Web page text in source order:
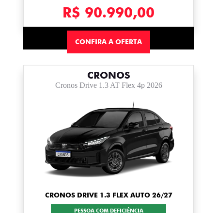
R$ 90.990,00
CONFIRA A OFERTA
CRONOS
Cronos Drive 1.3 AT Flex 4p 2026
CRONOS DRIVE 1.3 FLEX AUTO 26/27
PESSOA COM DEFICIÊNCIA